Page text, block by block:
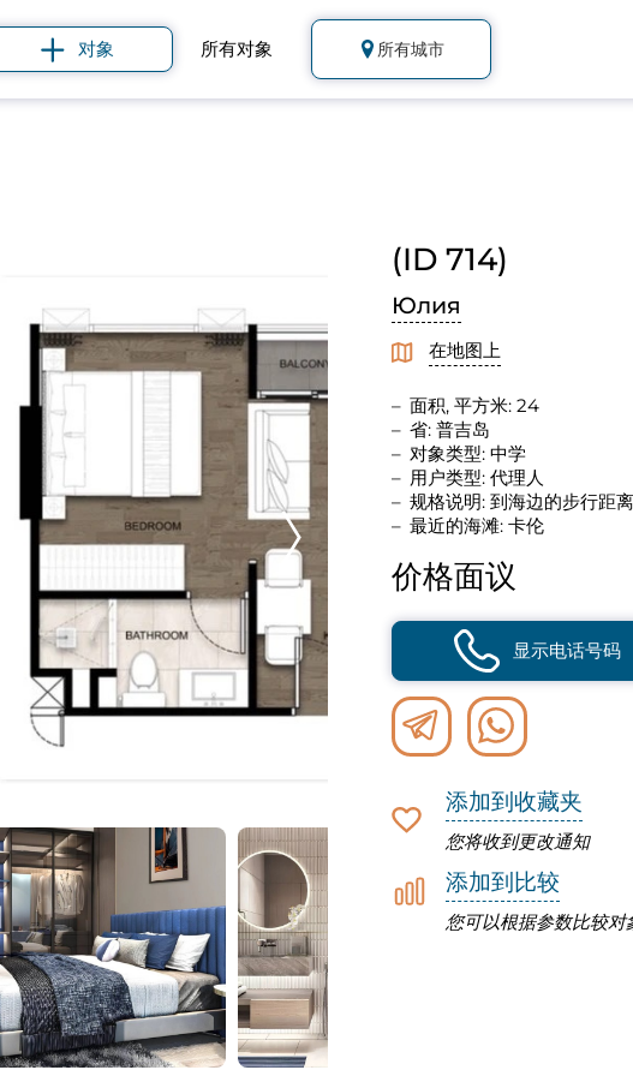
对象 所有对象 所有城市
(ID 714)
Юлия
在地图上
面积, 平方米: 24
省: 普吉岛
对象类型: 中学
用户类型: 代理人
规格说明: 到海边的步行距离
最近的海滩: 卡伦
价格面议
显示电话号码
添加到收藏夹
您将收到更改通知
添加到比较
您可以根据参数比较对